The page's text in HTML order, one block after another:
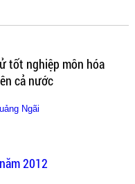
tốt nghiệp môn hóa
cả nước
Ngãi
2012